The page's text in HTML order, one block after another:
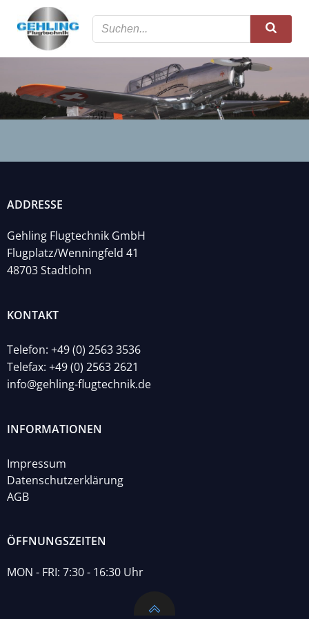
springen
ADDRESSE
Gehling Flugtechnik GmbH
Flugplatz/Wenningfeld 41
48703 Stadtlohn
KONTAKT
Telefon: +49 (0) 2563 3536
Telefax: +49 (0) 2563 2621
info@gehling-flugtechnik.de
INFORMATIONEN
Impressum
Datenschutzerklärung
AGB
ÖFFNUNGSZEITEN
MON - FRI: 7:30 - 16:30 Uhr